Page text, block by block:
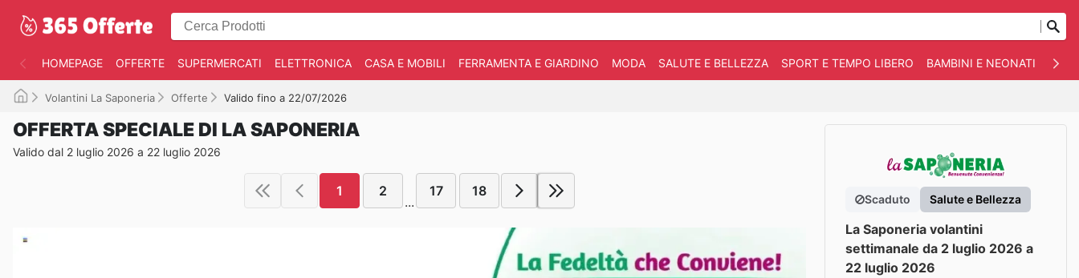
HOMEPAGE OFFERTE SUPERMERCATI ELETTRONICA CASA E MOBILI FERRAMENTA E GIARDINO MODA SALUTE E BELLEZZA SPORT E TEMPO LIBERO BAMBINI E NEONATI
Volantini La Saponeria Offerte Valido fino a 22/07/2026
OFFERTA SPECIALE DI LA SAPONERIA
Valido dal 2 luglio 2026 a 22 luglio 2026
1 2
...
17 18
Scaduto Salute e Bellezza
La Saponeria volantini
settimanale da 2 luglio 2026 a
22 luglio 2026